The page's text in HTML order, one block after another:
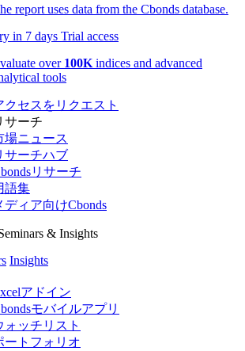
report uses data from the Cbonds database.
in 7 days Trial access
over 100K indices and advanced
tools
クセスをリクエスト
サーチ
場ニュース
サーチハブ
リサーチ
語集
ディア向けCbonds
& Insights
Insights
アドイン
モバイルアプリ
ォッチリスト
ートフォリオ